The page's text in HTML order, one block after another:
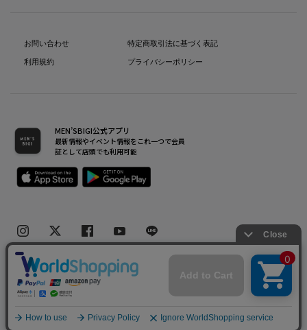
お問い合わせ
利用規約
特定商取引法に基づく表記
プライバシーポリシー
MEN’SBIGI公式アプリ
最新情報やイベント情報をこれ一つで会員
証として店頭でも利用可能
Copyright(C) Bigi Co.,Ltd.All Rights Reserved.